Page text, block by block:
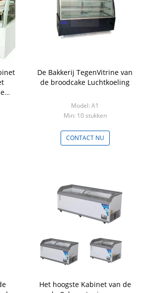
De Bakkerij TegenVitrine van
de broodcake Luchtkoeling
Model: A1
Min: 10 stukken
CONTACT NU
Het hoogste Kabinet van de